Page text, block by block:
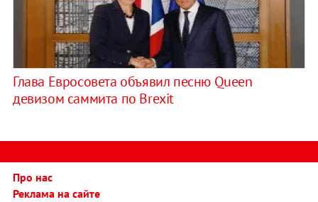
Глава Евросовета объявил песню Queen
девизом саммита по Brexit
Про нас
Реклама на сайте